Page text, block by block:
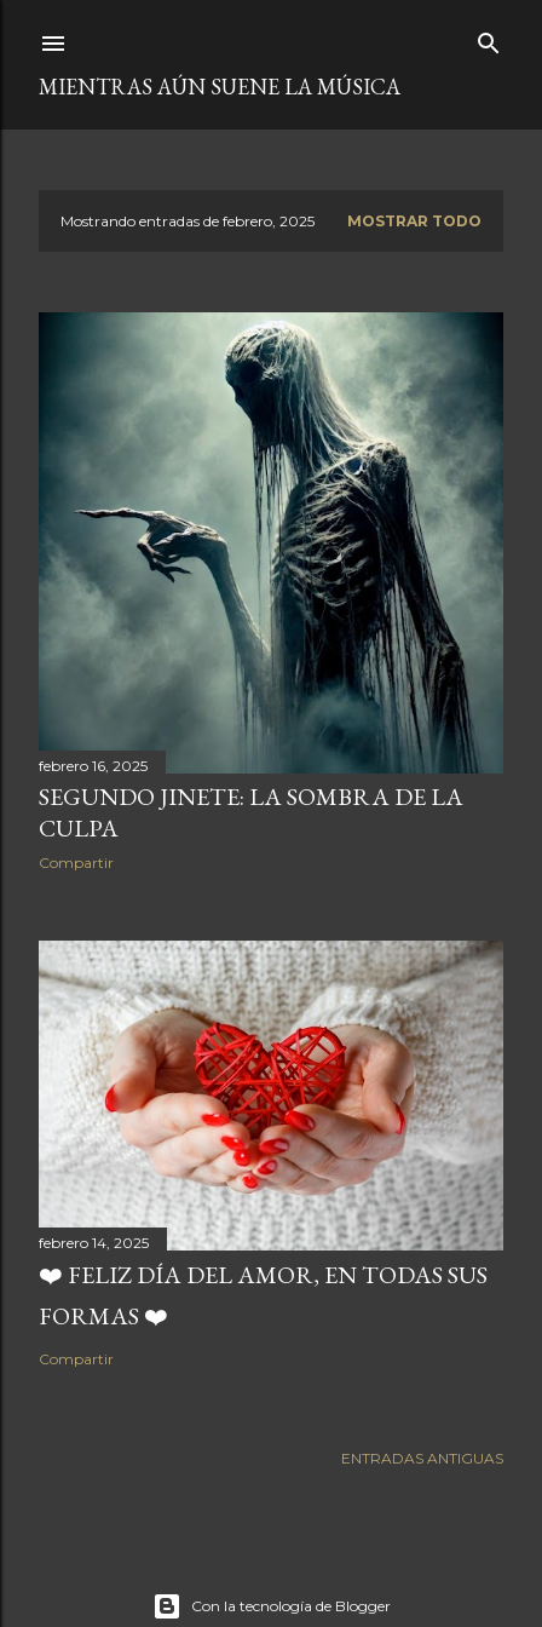
MIENTRAS AÚN SUENE LA MÚSICA
a
a
s
Mostrando entradas de febrero, 2025 MOSTRAR TODO
febrero 16, 2025
SEGUNDO JINETE: LA SOMBRA DE LA
CULPA
Compartir
febrero 14, 2025
❤️ FELIZ DÍA DEL AMOR, EN TODAS SUS
FORMAS ❤️
Compartir
ENTRADAS ANTIGUAS
Con la tecnología de Blogger